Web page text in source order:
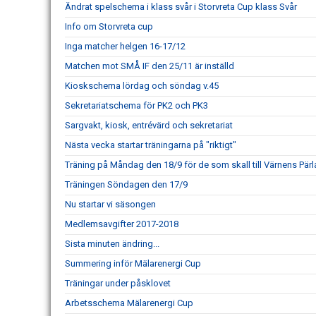
Ändrat spelschema i klass svår i Storvreta Cup klass Svår
Info om Storvreta cup
Inga matcher helgen 16-17/12
Matchen mot SMÅ IF den 25/11 är inställd
Kioskschema lördag och söndag v.45
Sekretariatschema för PK2 och PK3
Sargvakt, kiosk, entrévärd och sekretariat
Nästa vecka startar träningarna på "riktigt"
Träning på Måndag den 18/9 för de som skall till Värnens
Träningen Söndagen den 17/9
Nu startar vi säsongen
Medlemsavgifter 2017-2018
Sista minuten ändring...
Summering inför Mälarenergi Cup
Träningar under påsklovet
Arbetsschema Mälarenergi Cup